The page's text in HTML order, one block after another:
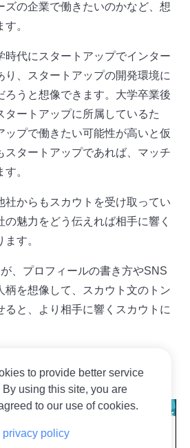
ズの企業で働きたいのかなど、想
。
時代にスタートアップでインター
り、スタートアップの開発環境に
ろうと想像できます。大学卒業後
タートアップに所属しているた
ップで働きたい可能性が高いと仮
スタートアップであれば、マッチ
。
社からもスカウトを受け取ってい
の魅力をどう伝えれば相手に響く
す。
、プロフィールの書き方やSNS
柄を想像して、スカウト文のトン
ると、より相手に響くスカウトに
まえて、スカウト文例をご紹介
to provide better service
using this site, you are
to our use of cookies.
privacy policy